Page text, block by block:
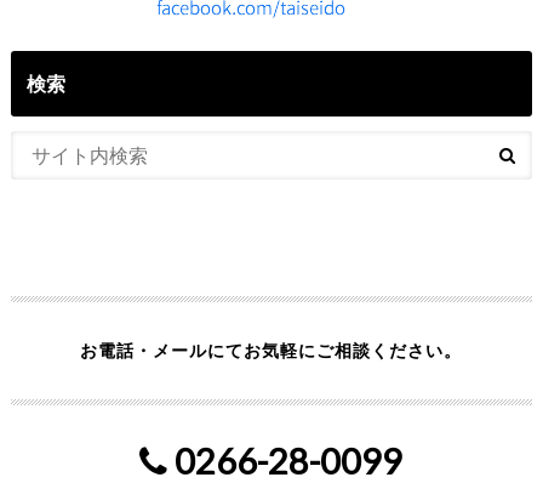
検索
お電話・メールにてお気軽にご相談ください。
0266-28-0099